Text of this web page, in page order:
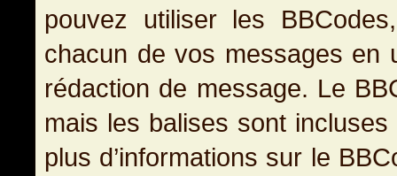
pouvez utiliser les
chacun de vos messages en
rédaction de message. Le
mais les balises sont
plus d’informations sur le